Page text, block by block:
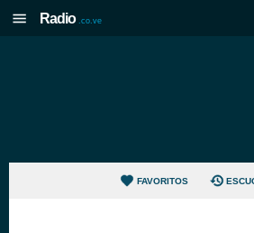
Radio .co.ve
FAVORITOS